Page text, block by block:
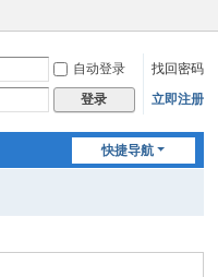
自动登录
找回密码
登录 立即注册
快捷导航